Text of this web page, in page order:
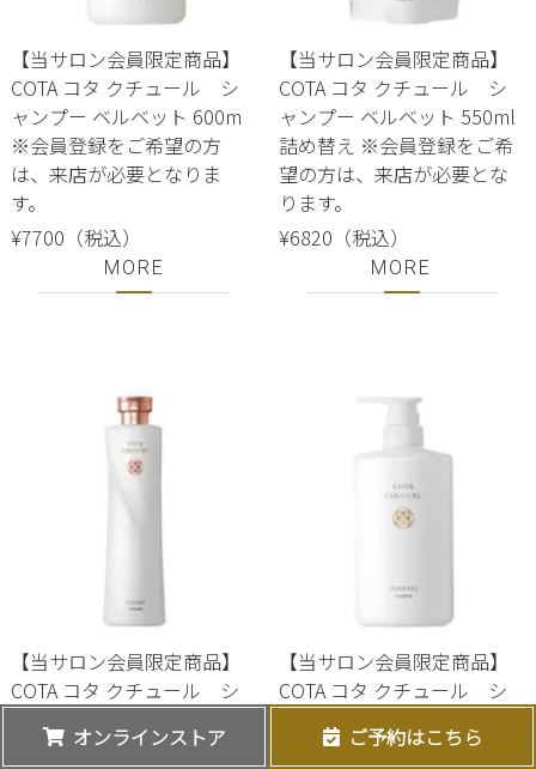
【当サロン会員限定商品】
COTA コタ クチュール シ
ャンプー ベルベット 600m
※会員登録をご希望の方
は、来店が必要となりま
す。
¥7700（税込）
MORE
【当サロン会員限定商品】
COTA コタ クチュール シ
ャンプー ベルベット 550ml
詰め替え ※会員登録をご希
望の方は、来店が必要とな
ります。
¥6820（税込）
MORE
【当サロン会員限定商品】
COTA コタ クチュール シ
※会員登録をご希望の方
【当サロン会員限定商品】
COTA コタ クチュール シ
※会員登録をご希望の方
オンラインストア ご予約はこちら